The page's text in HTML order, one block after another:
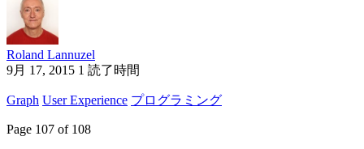
Roland Lannuzel
9月 17, 2015 1 読了時間
Graph User Experience プログラミング
Page 107 of 108